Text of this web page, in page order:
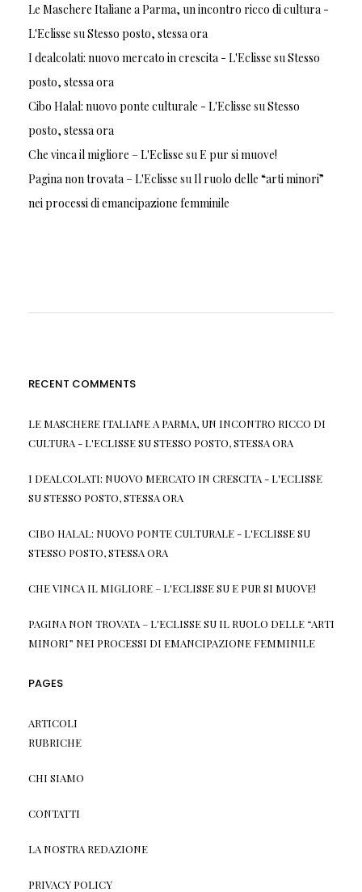
Le Maschere Italiane a Parma, un incontro ricco di cultura -
L'Eclisse su Stesso posto, stessa ora
I dealcolati: nuovo mercato in crescita - L'Eclisse su Stesso
posto, stessa ora
Cibo Halal: nuovo ponte culturale - L'Eclisse su Stesso
posto, stessa ora
Che vinca il migliore – L'Eclisse su E pur si muove!
Pagina non trovata – L'Eclisse su Il ruolo delle “arti minori”
nei processi di emancipazione femminile
RECENT COMMENTS
LE MASCHERE ITALIANE A PARMA, UN INCONTRO RICCO DI
CULTURA - L'ECLISSESUSTESSO POSTO, STESSA ORA
I DEALCOLATI: NUOVO MERCATO IN CRESCITA - L'ECLISSE
SUSTESSO POSTO, STESSA ORA
CIBO HALAL: NUOVO PONTE CULTURALE - L'ECLISSESU
STESSO POSTO, STESSA ORA
CHE VINCA IL MIGLIORE – L'ECLISSESU E PUR SI MUOVE!
PAGINA NON TROVATA – L'ECLISSESU IL RUOLO DELLE “ARTI
MINORI” NEI PROCESSI DI EMANCIPAZIONE FEMMINILE
PAGES
ARTICOLI
RUBRICHE
CHI SIAMO
CONTATTI
LA NOSTRA REDAZIONE
PRIVACY POLICY